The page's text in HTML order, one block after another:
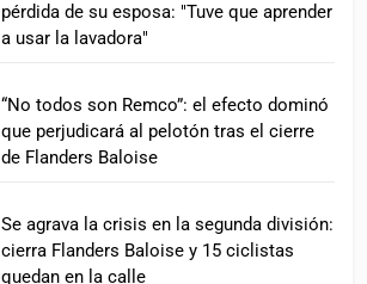
pérdida de su esposa: "Tuve que aprender
a usar la lavadora"
“No todos son Remco”: el efecto dominó
que perjudicará al pelotón tras el cierre
de Flanders Baloise
Se agrava la crisis en la segunda división:
cierra Flanders Baloise y 15 ciclistas
quedan en la calle